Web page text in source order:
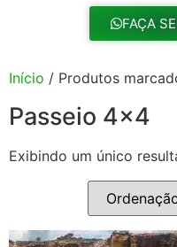
FAÇA
Início / Produtos
Passeio 4x4
Exibindo um único